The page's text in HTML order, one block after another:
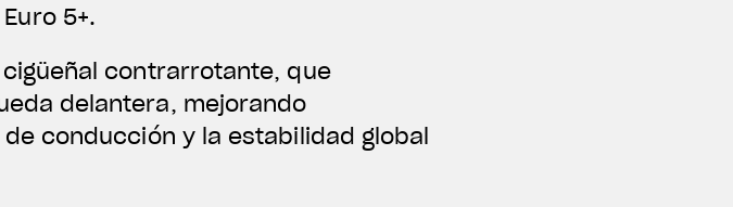
5+.
contrarrotante, que
delantera, mejorando
conducción y la estabilidad global